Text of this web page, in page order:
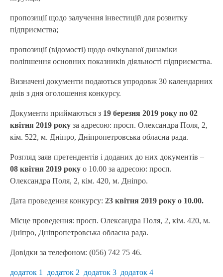
пропозиції щодо залучення інвестицій для розвитку
підприємства;
пропозиції (відомості) щодо очікуваної динаміки
поліпшення основних показників діяльності підприємства.
Визначені документи подаються упродовж 30 календарних
днів з дня оголошення конкурсу.
Документи приймаються з 19 березня 2019 року по 02
квітня 2019 року за адресою: просп. Олександра Поля, 2,
кім. 522, м. Дніпро, Дніпропетровська обласна рада.
Розгляд заяв претендентів і доданих до них документів –
08 квітня 2019 року о 10.00 за адресою: просп.
Олександра Поля, 2, кім. 420, м. Дніпро.
Дата проведення конкурсу: 23 квітня 2019 року о 10.00.
Місце проведення: просп. Олександра Поля, 2, кім. 420, м.
Дніпро, Дніпропетровська обласна рада.
Довідки за телефоном: (056) 742 75 46.
додаток 1 додаток 2 додаток 3 додаток 4